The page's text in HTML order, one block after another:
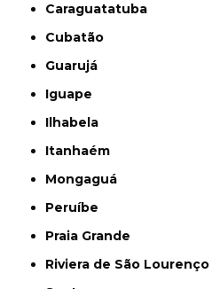
Caraguatatuba
Cubatão
Guarujá
Iguape
Ilhabela
Itanhaém
Mongaguá
Peruíbe
Praia Grande
Riviera de São Lourenço